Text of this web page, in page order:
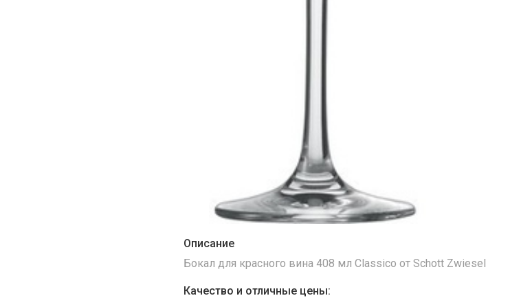
Описание
Бокал для красного вина 408 мл Classico от Schott Zwiesel
Качество и отличные цены: